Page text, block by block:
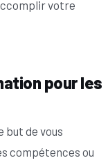
votre
pour les
but de vous
compétences ou